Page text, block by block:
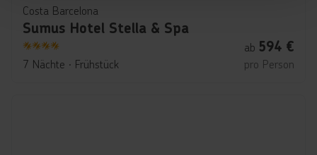
Costa Barcelona
Sumus Hotel Stella & Spa
4
7 Nächte ∙ Frühstück
ab 594 €
pro Person